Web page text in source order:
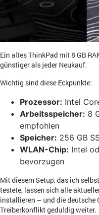
Ein altes ThinkPad mit 8 GB
günstiger als jeder Neukauf.
Wichtig sind diese Eckpunkte:
Prozessor: Intel
Arbeitsspeicher: 8
empfohlen
Speicher: 256 GB
WLAN-Chip: Intel
bevorzugen
Mit diesem Setup, das ich
testete, lassen sich alle
installieren – und die
Treiberkonflikt geduldig weiter.